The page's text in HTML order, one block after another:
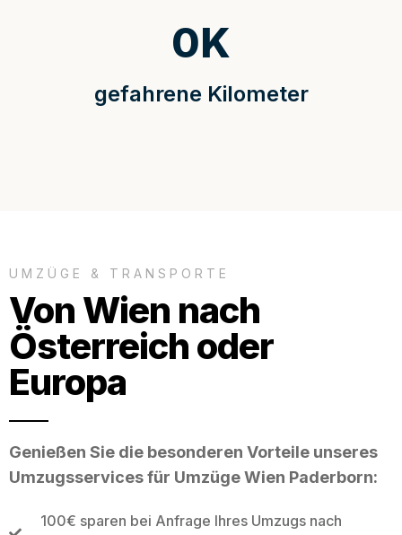
gefahrene Kilometer
0K
UMZÜGE & TRANSPORTE
Von Wien nach
Österreich oder
Europa
Genießen Sie die besonderen Vorteile unseres
Umzugsservices für Umzüge Wien Paderborn:
100€ sparen bei Anfrage Ihres Umzugs nach